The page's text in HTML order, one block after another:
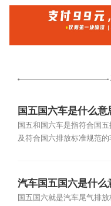
国五国六车是什么意
国五和国六车是指符合国
及符合国六排放标准规范
汽车国五国六是什么
国五国六就是汽车尾气排